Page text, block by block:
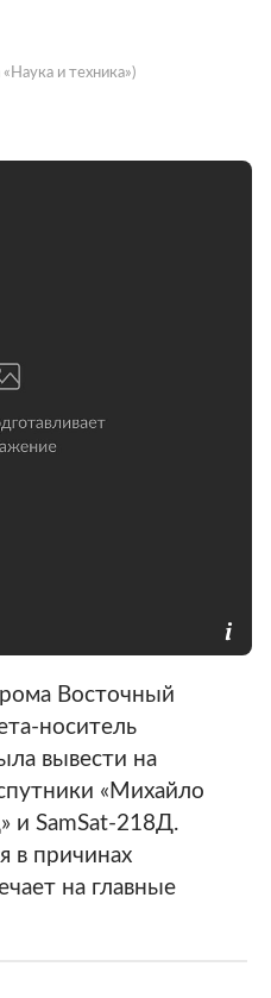
и техника»)
Восточный
носитель
вывести на
«Михайло
и SamSat-218Д.
в причинах
на главные